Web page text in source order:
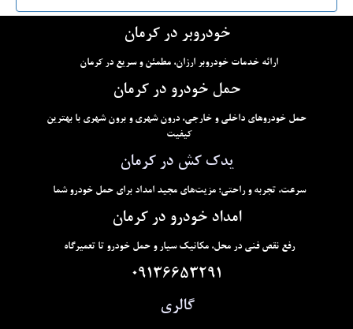
خودروبر در کرمان
ارائه خدمات خودروبر ارزان، مطمئن و سریع در کرمان
حمل خودرو در کرمان
حمل خودروهای داخلی و خارجی، درون شهری و برون شهری با بهترین
کیفیت
یدک کش در کرمان
سرعت، تجربه و راحتی؛ مزیت‌های مجید امداد برای حمل خودرو شما
امداد خودرو در کرمان
رفع نقص فنی در محل، مکانیک سیار و حمل خودرو تا تعمیرگاه
09136653291
گالری